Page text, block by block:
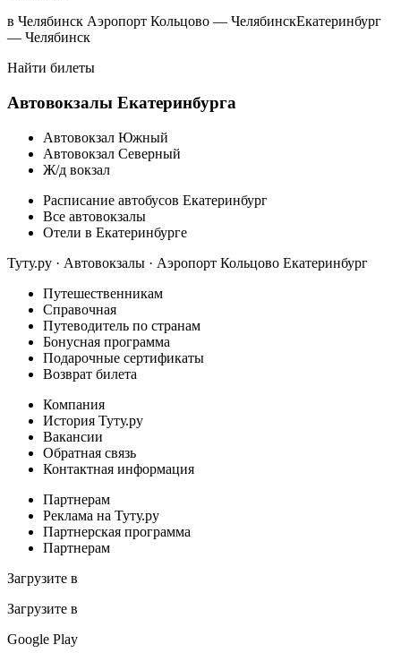
в Челябинск Аэропорт Кольцово — ЧелябинскЕкатеринбург
— Челябинск
Найти билеты
Автовокзалы Екатеринбурга
Автовокзал Южный
Автовокзал Северный
Ж/д вокзал
Расписание автобусов Екатеринбург
Все автовокзалы
Отели в Екатеринбурге
Туту.ру · Автовокзалы · Аэропорт Кольцово Екатеринбург
Путешественникам
Справочная
Путеводитель по странам
Бонусная программа
Подарочные сертификаты
Возврат билета
Компания
История Туту.ру
Вакансии
Обратная связь
Контактная информация
Партнерам
Реклама на Туту.ру
Партнерская программа
Партнерам
Загрузите в
Загрузите в
Google Play